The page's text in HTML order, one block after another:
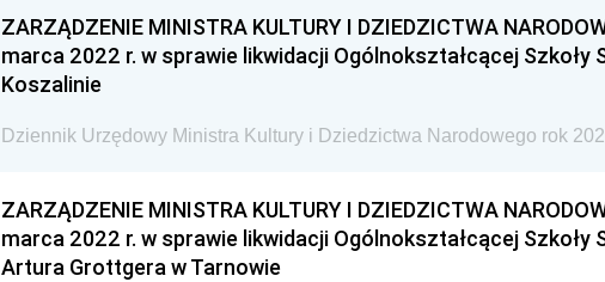
ZARZĄDZENIE MINISTRA KULTURY I DZIEDZICTWA
marca 2022 r. w sprawie likwidacji Ogólnokształcącej Szkoły
Koszalinie
Dziennik Urzędowy Ministra Kultury i Dziedzictwa Narodowego rok
ZARZĄDZENIE MINISTRA KULTURY I DZIEDZICTWA
marca 2022 r. w sprawie likwidacji Ogólnokształcącej Szkoły
Artura Grottgera w Tarnowie